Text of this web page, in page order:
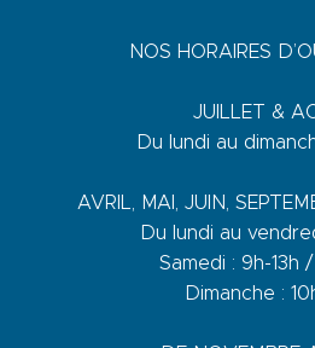
NOS HORAIRES
JUILLET &
Du lundi au
AVRIL, MAI, JUIN,
Du lundi au
Samedi : 9h-13h /
Dimanche :